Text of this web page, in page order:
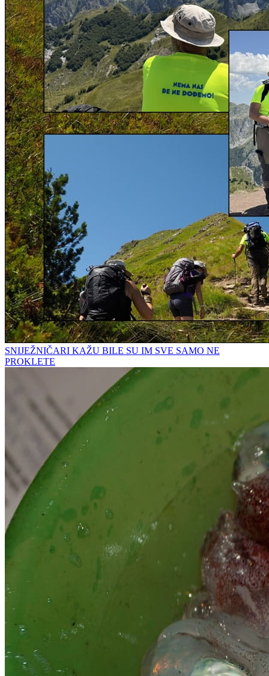
SNIJEŽNIČARI KAŽU BILE SU IM SVE SAMO NE
PROKLETE